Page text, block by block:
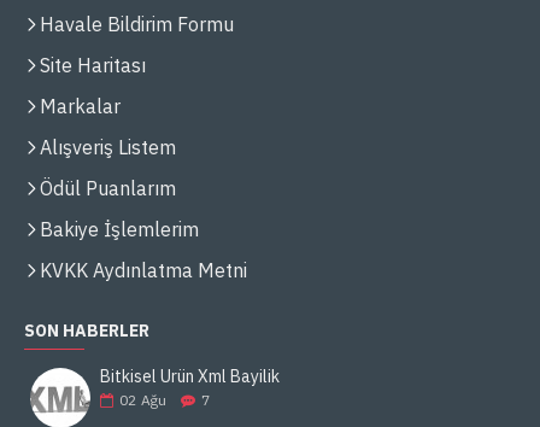
Havale Bildirim Formu
Site Haritası
Markalar
Alışveriş Listem
Ödül Puanlarım
Bakiye İşlemlerim
KVKK Aydınlatma Metni
SON HABERLER
Bitkisel Ürün Xml Bayilik
02 Ağu 7